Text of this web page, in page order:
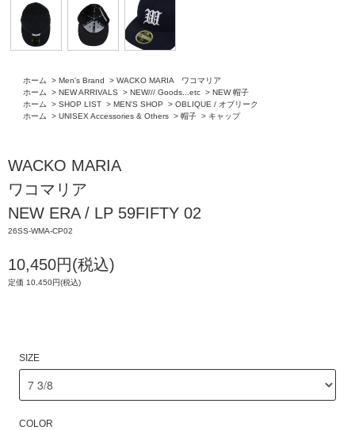
ホーム > Men's Brand > WACKO MARIA ワコマリア
ホーム
> NEW ARRIVALS > NEW/// Goods...etc > NEW 帽子
ホーム
> SHOP LIST > MEN'S SHOP > OBLIQUE / オブリーク
ホーム
> UNISEX Accessories & Others > 帽子 > キャップ
WACKO MARIA
ワコマリア
NEW ERA / LP 59FIFTY 02
26SS-WMA-CP02
10,450円(税込)
定価 10,450円(税込)
SIZE
COLOR